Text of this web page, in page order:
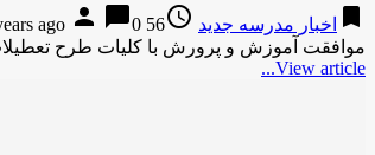
bookmark اخبار مدرسه جدید access_time
56 years ago
person chat_bubble0
موافقت آموزش و پرورش با کلیات طرح
View article...